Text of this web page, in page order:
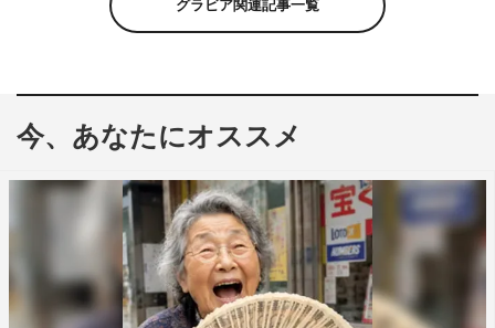
グラビア関連記事一覧
今、あなたにオススメ